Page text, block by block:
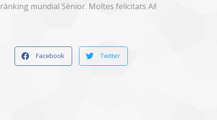
rànking mundial Sènior. Moltes felicitats Ai!
Facebook Twitter